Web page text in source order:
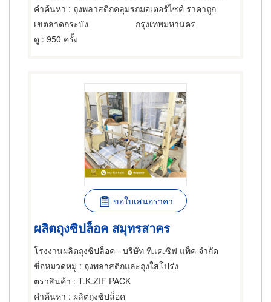
คำค้นหา : ถุงพลาสติกคลุมรถมอเตอร์ไซค์ ราคาถูก
เขตลาดกระบัง
กรุงเทพมหานคร
ดู : 950 ครั้ง
ขอใบเสนอราคา
ผลิตถุงซิปล็อค สมุทรสาคร
โรงงานผลิตถุงซิปล็อค - บริษัท ที.เค.ซิฟ แพ็ค จำกัด
ชื่อหมวดหมู่ : ถุงพลาสติกและถุงใสโปร่ง
ตราสินค้า : T.K.ZIF PACK
คำค้นหา : ผลิตถุงซิปล็อค